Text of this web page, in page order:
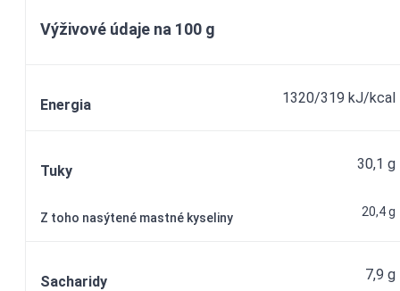
Výživové údaje na 100 g
Energia 1320/319 kJ/kcal
Tuky 30,1 g
Z toho nasýtené mastné kyseliny 20,4 g
Sacharidy 7,9 g